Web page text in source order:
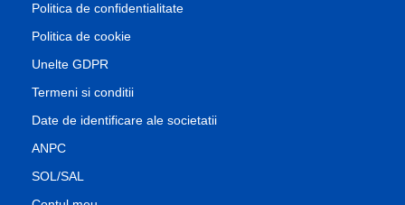
Politica de confidentialitate
Politica de cookie
Unelte GDPR
Termeni si conditii
Date de identificare ale societatii
ANPC
SOL/SAL